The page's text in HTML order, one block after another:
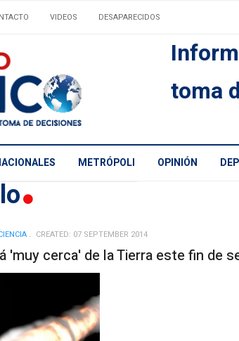
VIDEOS DESAPARECIDOS
toma
METRÓPOLI OPINIÓN
CREATED: 07 SEPTEMBER 2014
'muy cerca' de la Tierra este fin de